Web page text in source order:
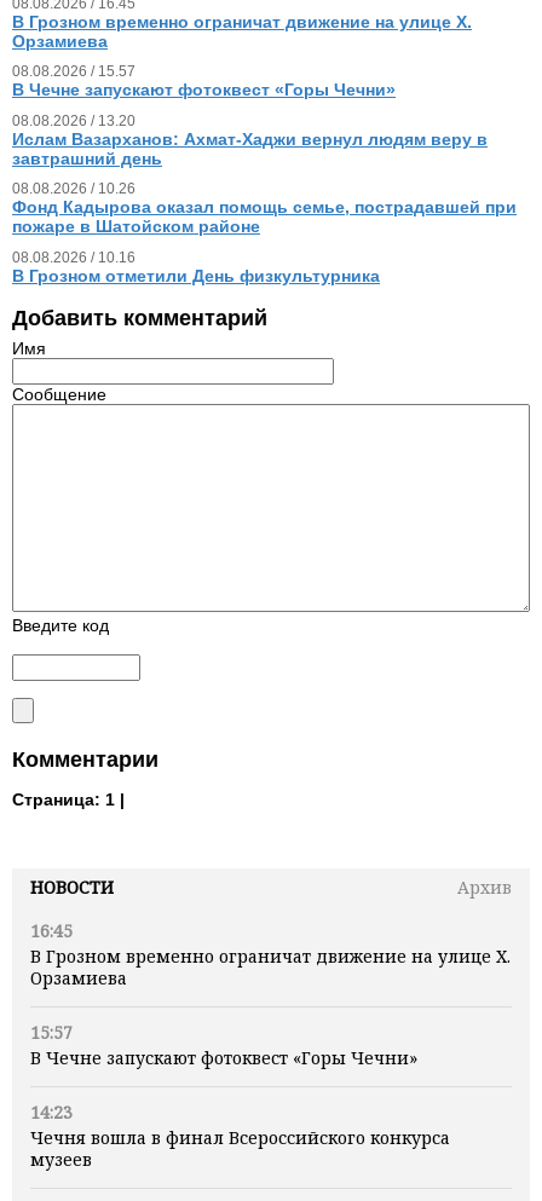
НОВОСТИ
Архив
16:45
В Грозном временно ограничат движение на улице Х.
Орзамиева
15:57
В Чечне запускают фотоквест «Горы Чечни»
14:23
Чечня вошла в финал Всероссийского конкурса
музеев
В Грозном временно ограничат движение на улице Х.
Орзамиева
08.08.2026 / 15.57
В Чечне запускают фотоквест «Горы Чечни»
08.08.2026 / 13.20
Ислам Вазарханов: Ахмат-Хаджи вернул людям веру в
завтрашний день
08.08.2026 / 10.26
Фонд Кадырова оказал помощь семье, пострадавшей при
пожаре в Шатойском районе
08.08.2026 / 10.16
В Грозном отметили День физкультурника
Добавить комментарий
Имя
Сообщение
Введите код
Комментарии
Страница: 1 |